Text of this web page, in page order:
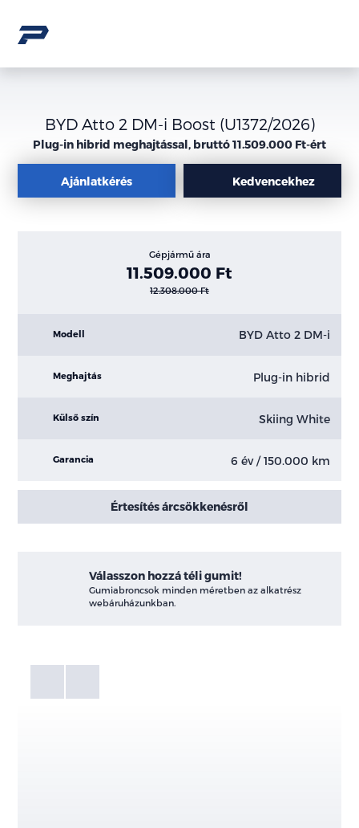
BYD Atto 2 DM-i Boost (U1372/2026)
Plug-in hibrid meghajtással, bruttó 11.509.000 Ft-ért
Ajánlatkérés Kedvencekhez
Gépjármű ára
11.509.000 Ft
12.308.000 Ft
Modell BYD Atto 2 DM-i
Meghajtás Plug-in hibrid
Külső szín Skiing White
Garancia 6 év / 150.000 km
Értesítés árcsökkenésről
Válasszon hozzá téli gumit!
Gumiabroncsok minden méretben az alkatrész
webáruházunkban.
Galéria